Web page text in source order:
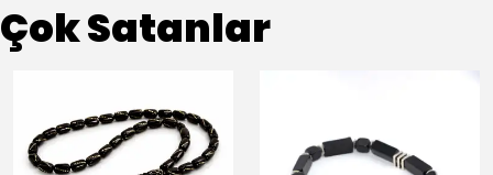
Çok Satanlar